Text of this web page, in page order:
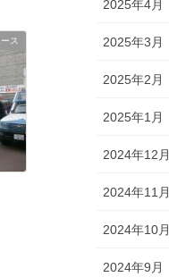
ス
2025年4月
2025年3月
2025年2月
2025年1月
2024年12月
2024年11月
2024年10月
2024年9月